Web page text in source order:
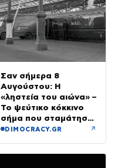
Σαν σήμερα 8
Αυγούστου: Η
«ληστεία του αιώνα» –
Το ψεύτικο κόκκινο
σήμα που σταμάτησε
τρένο με 2,6 εκατ.
DIMOCRACY.GR ↗